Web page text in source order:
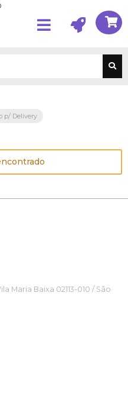
p/ Delivery
Maria Baixa 02113-010 / São